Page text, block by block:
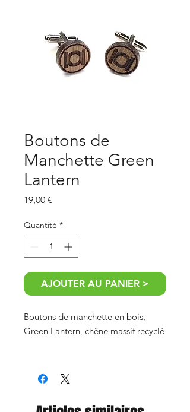
Boutons de
Manchette Green
Lantern
19,00 €
Quantité *
AJOUTER AU PANIER >
Boutons de manchette en bois,
Green Lantern, chêne massif recyclé